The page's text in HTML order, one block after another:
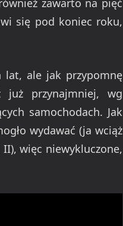
zawarto na pięć
się pod koniec roku,
lat, ale jak przypomnę
już przynajmniej, wg
samochodach. Jak
wydawać (ja wciąż
więc niewykluczone,